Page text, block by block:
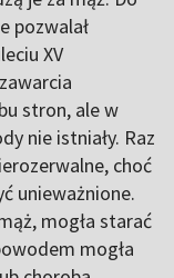
pozwalał
XV
stron, ale w
nie istniały. Raz
choć
unieważnione.
mogła starać
mogła